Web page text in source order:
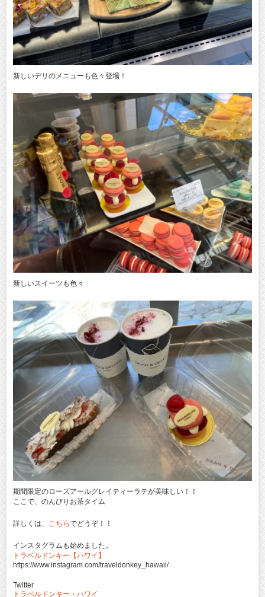
新しいデリのメニューも色々登場！
新しいスイーツも色々
期間限定のローズアールグレイティーラテが美味しい！！
ここで、のんびりお茶タイム
詳しくは、 こちらでどうぞ！！
インスタグラムも始めました。
トラベルドンキー【ハワイ】
https://www.instagram.com/traveldonkey_hawaii/
Twitter
トラベルドンキー・ハワイ